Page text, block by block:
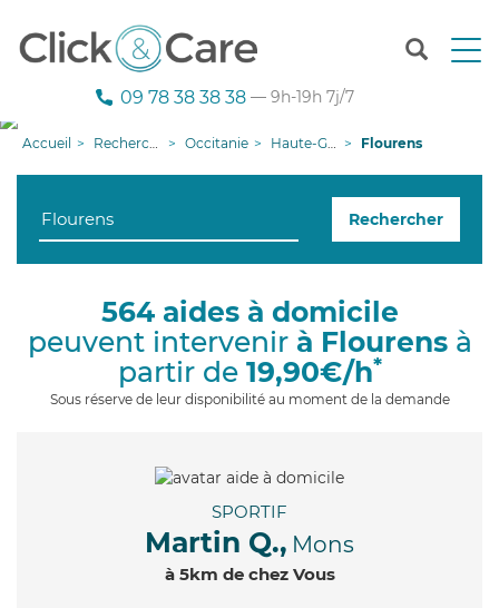
T
n
g
i
09 78 38 38 38 — 9h-19h 7j/7
Accueil Recherche aide à domicile Occitanie Haute-Garonne Flourens
Rechercher
564 aides à domicile
peuvent intervenir à Flourensà
partir de 19,90€/h*
Sous réserve de leur disponibilité au moment de la demande
SPORTIF
Martin Q., Mons
à 5km de chez Vous